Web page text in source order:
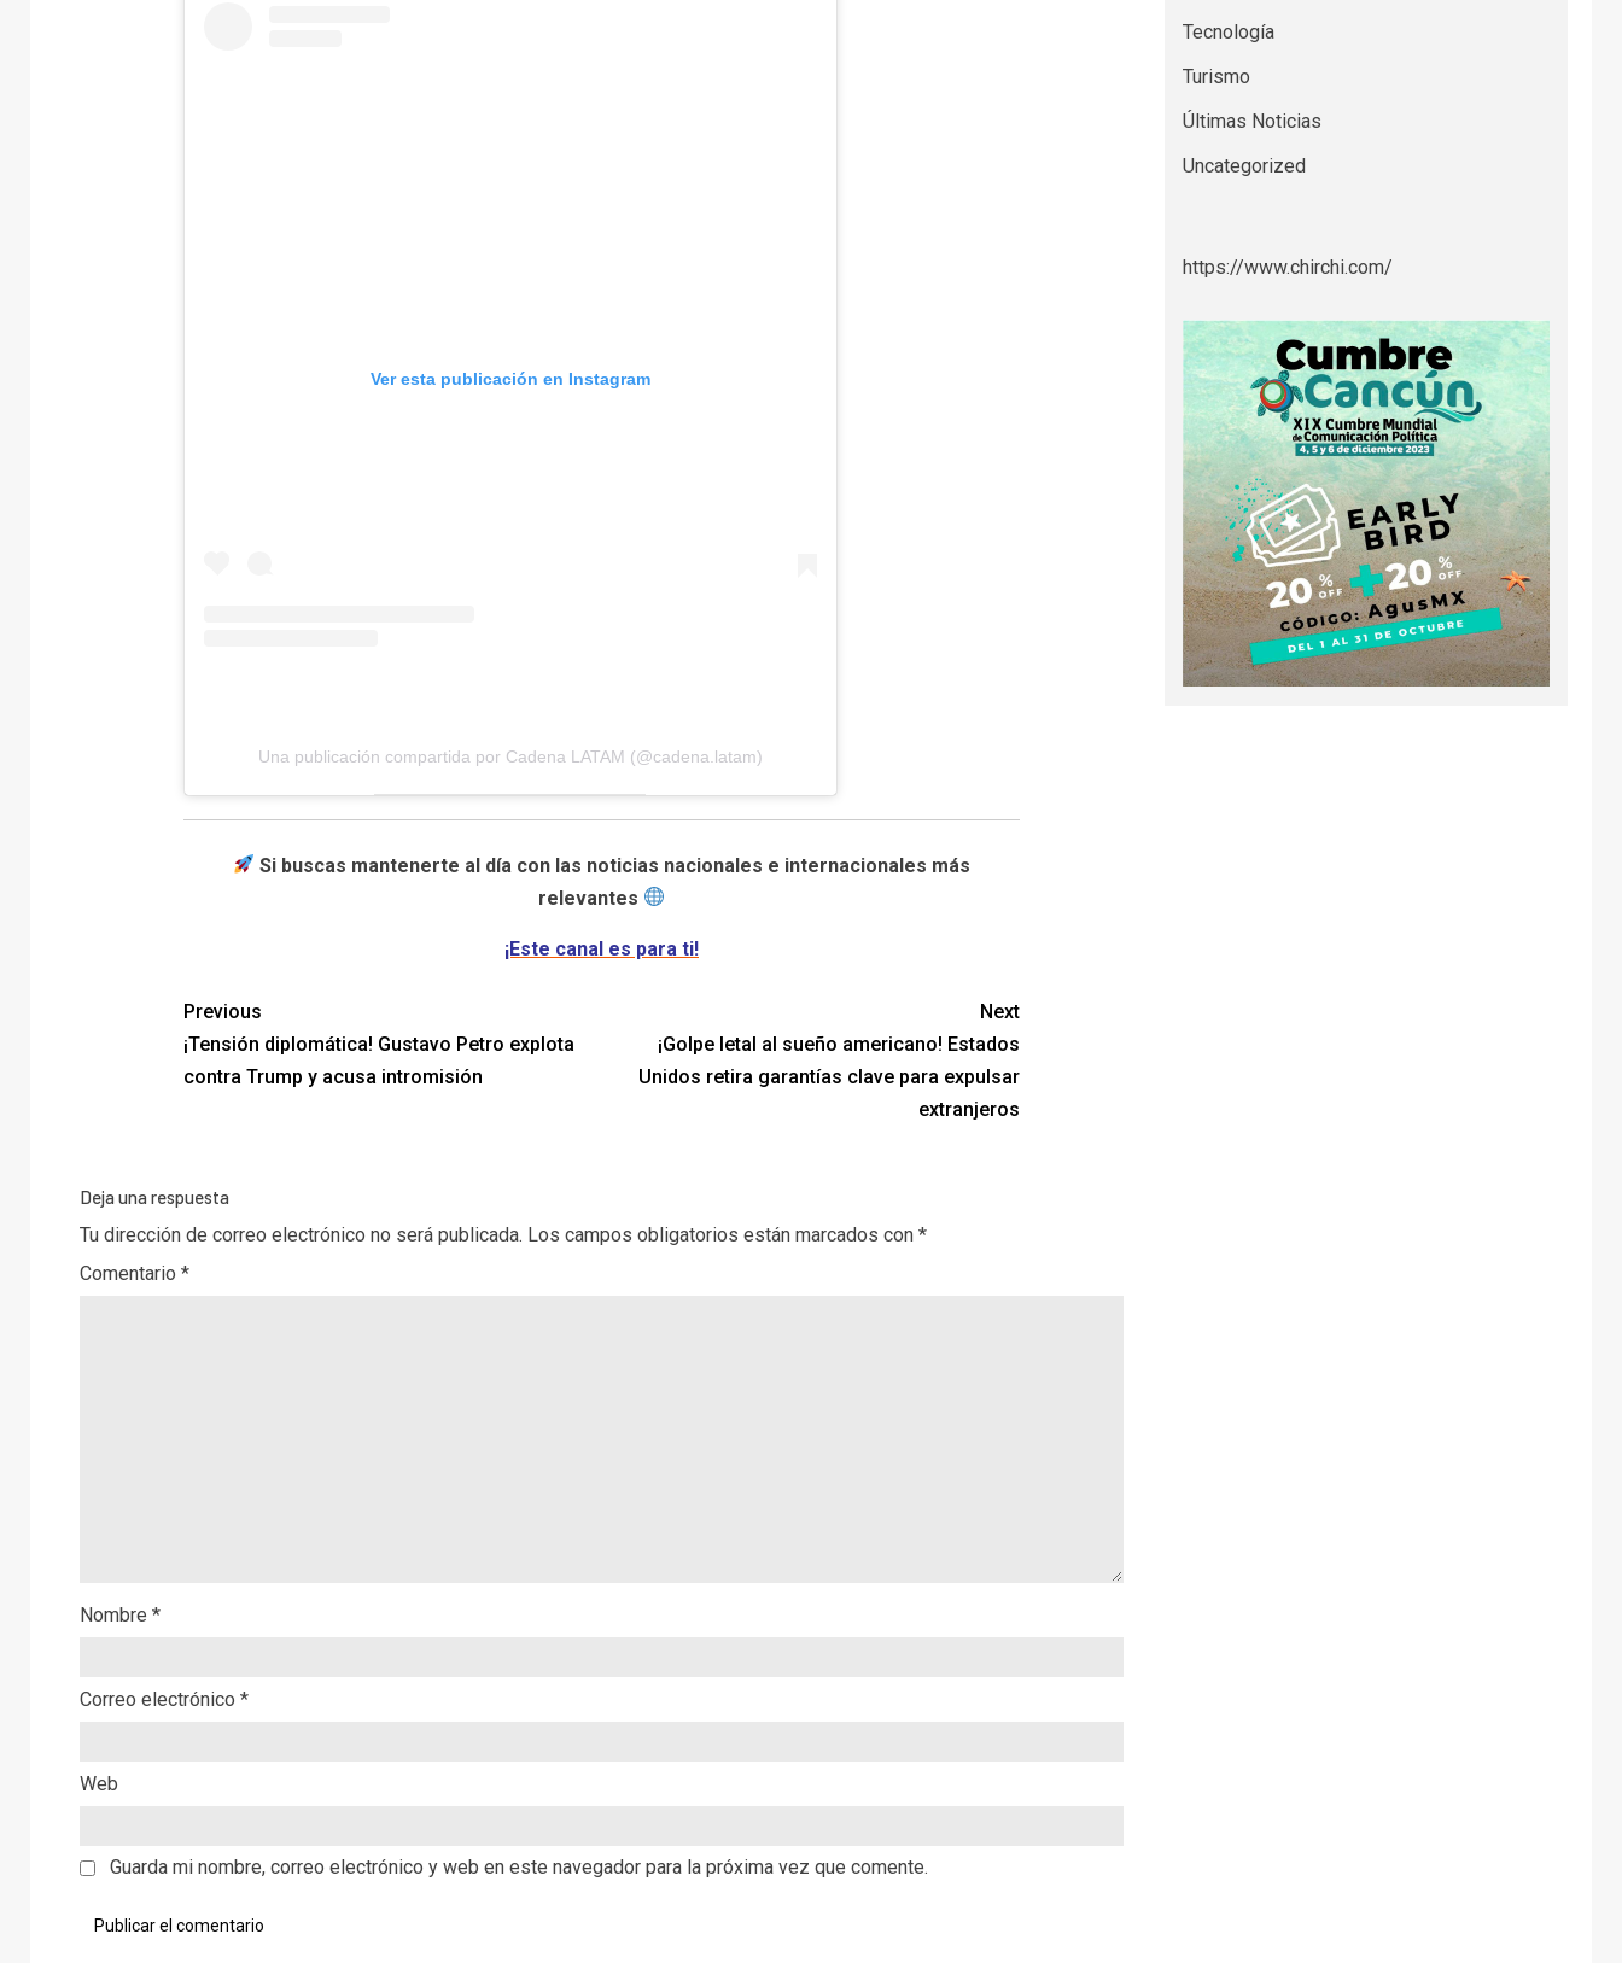
Ver esta publicación en Instagram
Una publicación compartida por Cadena LATAM (@cadena.latam)
Si buscas mantenerte al día con las noticias nacionales e internacionales más
relevantes
¡Este canal es para ti!
Previous
¡Tensión diplomática! Gustavo Petro explota
contra Trump y acusa intromisión
Next
¡Golpe letal al sueño americano! Estados
Unidos retira garantías clave para expulsar
extranjeros
Deja una respuesta
Tu dirección de correo electrónico no será publicada. Los campos obligatorios están marcados con *
Comentario *
Nombre *
Correo electrónico *
Web
Guarda mi nombre, correo electrónico y web en este navegador para la próxima vez que comente.
Tecnología
Turismo
Últimas Noticias
Uncategorized
https://www.chirchi.com/